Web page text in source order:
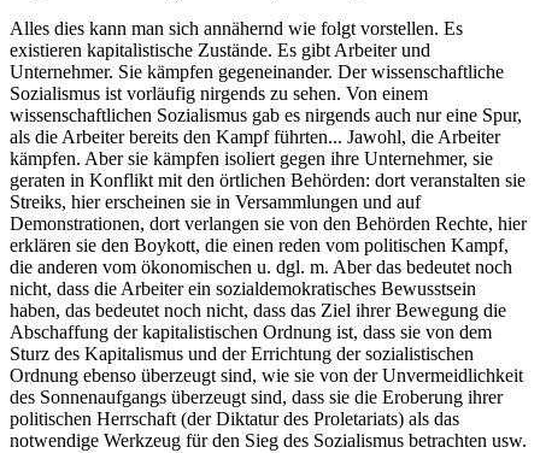
Alles dies kann man sich annähernd wie folgt vorstellen. Es
existieren kapitalistische Zustände. Es gibt Arbeiter und
Unternehmer. Sie kämpfen gegeneinander. Der wissenschaftliche
Sozialismus ist vorläufig nirgends zu sehen. Von einem
wissenschaftlichen Sozialismus gab es nirgends auch nur eine Spur,
als die Arbeiter bereits den Kampf führten... Jawohl, die Arbeiter
kämpfen. Aber sie kämpfen isoliert gegen ihre Unternehmer, sie
geraten in Konflikt mit den örtlichen Behörden: dort veranstalten sie
Streiks, hier erscheinen sie in Versammlungen und auf
Demonstrationen, dort verlangen sie von den Behörden Rechte, hier
erklären sie den Boykott, die einen reden vom politischen Kampf,
die anderen vom ökonomischen u. dgl. m. Aber das bedeutet noch
nicht, dass die Arbeiter ein sozialdemokratisches Bewusstsein
haben, das bedeutet noch nicht, dass das Ziel ihrer Bewegung die
Abschaffung der kapitalistischen Ordnung ist, dass sie von dem
Sturz des Kapitalismus und der Errichtung der sozialistischen
Ordnung ebenso überzeugt sind, wie sie von der Unvermeidlichkeit
des Sonnenaufgangs überzeugt sind, dass sie die Eroberung ihrer
politischen Herrschaft (der Diktatur des Proletariats) als das
notwendige Werkzeug für den Sieg des Sozialismus betrachten usw.